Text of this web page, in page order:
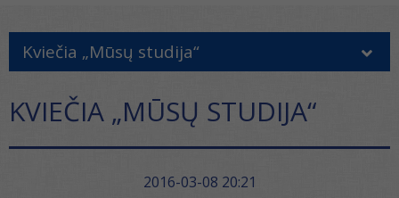
Kviečia „Mūsų studija“
KVIEČIA „MŪSŲ STUDIJA“
2016-03-08 20:21